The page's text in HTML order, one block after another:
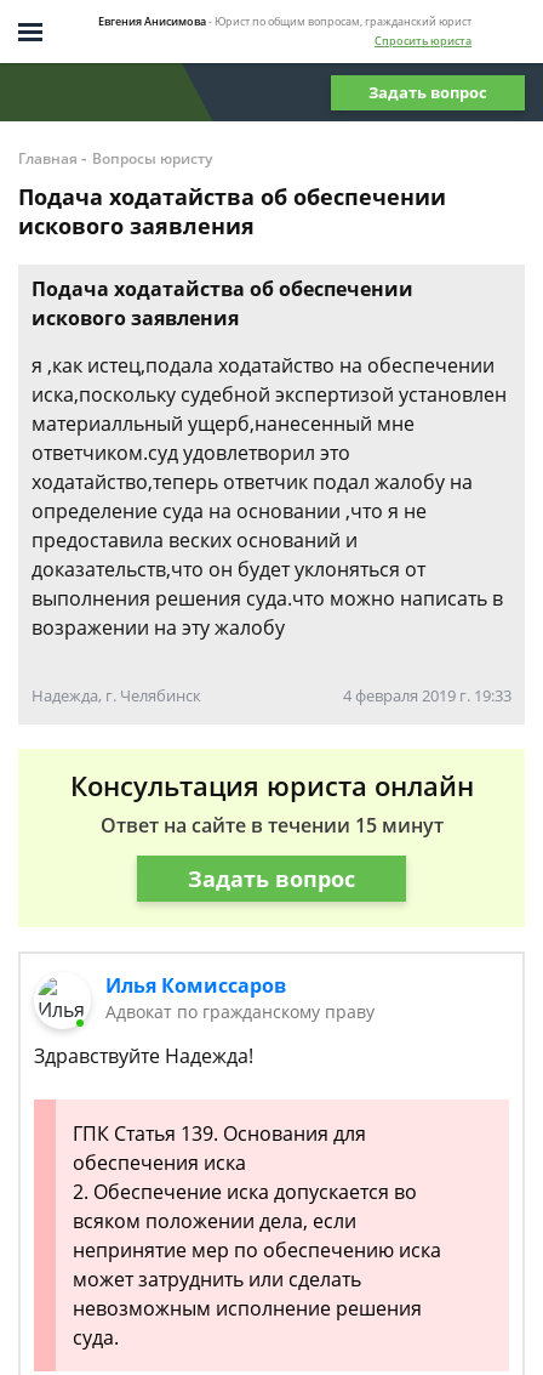
Евгения Анисимова- Юрист по общим вопросам, гражданский юрист
Спросить юриста
Задать вопрос
Главная - Вопросы юристу
Подача ходатайства об обеспечении
искового заявления
Подача ходатайства об обеспечении
искового заявления
я ,как истец,подала ходатайство на обеспечении
иска,поскольку судебной экспертизой установлен
материалльный ущерб,нанесенный мне
ответчиком.суд удовлетворил это
ходатайство,теперь ответчик подал жалобу на
определение суда на основании ,что я не
предоставила веских оснований и
доказательств,что он будет уклоняться от
выполнения решения суда.что можно написать в
возражении на эту жалобу
Надежда, г. Челябинск 4 февраля 2019 г. 19:33
Консультация юриста онлайн
Ответ на сайте в течении 15 минут
Задать вопрос
Илья Комиссаров
Адвокат по гражданскому праву
Здравствуйте Надежда!
ГПК Статья 139. Основания для
обеспечения иска
2. Обеспечение иска допускается во
всяком положении дела, если
непринятие мер по обеспечению иска
может затруднить или сделать
невозможным исполнение решения
суда.